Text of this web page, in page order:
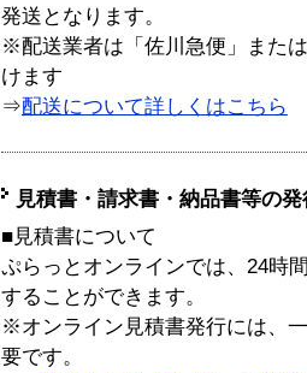
発送となります。
※配送業者は「佐川急便」また
けます
⇒配送について詳しくはこちら
見積書・請求書・納品書等の
■見積書について
ぷらっとオンラインでは、24時
することができます。
※オンライン見積書発行には、
要です。